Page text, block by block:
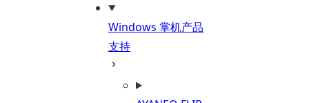
Windows 掌机产品
支持